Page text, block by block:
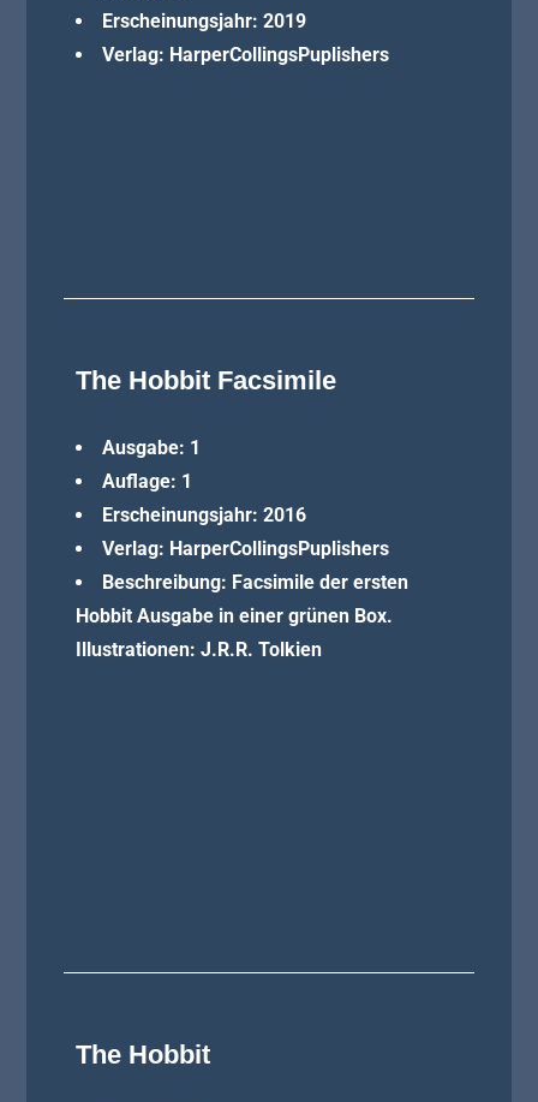
Erscheinungsjahr: 2019
Verlag: HarperCollingsPuplishers
The Hobbit Facsimile
Ausgabe: 1
Auflage: 1
Erscheinungsjahr: 2016
Verlag: HarperCollingsPuplishers
Beschreibung: Facsimile der ersten
Hobbit Ausgabe in einer grünen Box.
Illustrationen: J.R.R. Tolkien
The Hobbit